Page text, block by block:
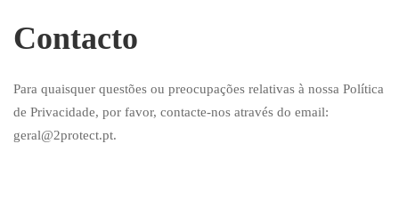
Contacto
Para quaisquer questões ou preocupações relativas à nossa Política
de Privacidade, por favor, contacte-nos através do email:
geral@2protect.pt.